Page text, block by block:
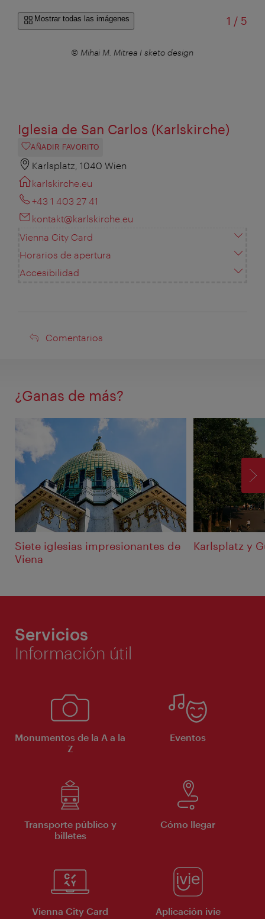
Mostrar todas las imágenes 1 /de
5
© Mihai M. Mitrea I sketo design
Iglesia de San Carlos (Karlskirche)
AÑADIR FAVORITO
Karlsplatz, 1040 Wien
karlskirche.eu
+43 1 403 27 41
kontakt@karlskirche.eu
Vienna City Card
Horarios de apertura
Accesibilidad
Comentarios
Comentarios
¿Ganas de más?
Siete iglesias impresionantes de
Viena
Karlsplatz y
Servicios
Información útil
Monumentos de la A a la
Z
Eventos
Transporte público y
billetes
Cómo llegar
Vienna City Card Aplicación ivie